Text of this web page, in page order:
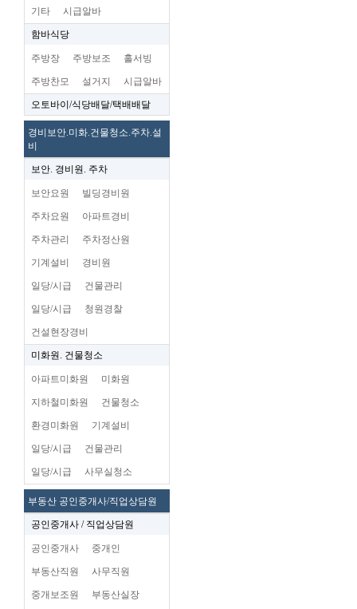
기타 시급알바
함바식당
주방장 주방보조 홀서빙
주방찬모 설거지 시급알바
오토바이/식당배달/택배배달
경비보안.미화.건물청소.주차.설
비
보안. 경비원. 주차
보안요원 빌딩경비원
주차요원 아파트경비
주차관리 주차정산원
기계설비 경비원
일당/시급 건물관리
일당/시급 청원경찰
건설현장경비
미화원. 건물청소
아파트미화원 미화원
지하철미화원 건물청소
환경미화원 기계설비
일당/시급 건물관리
일당/시급 사무실청소
부동산 공인중개사/직업상담원
공인중개사 / 직업상담원
공인중개사 중개인
부동산직원 사무직원
중개보조원 부동산실장